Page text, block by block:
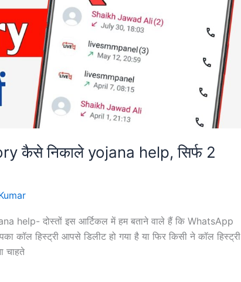
कैसे निकाले yojana help, सिर्फ 2
help- दोस्तों इस आर्टिकल में हम बताने वाले हैं कि WhatsApp
हिस्ट्री आपसे डिलीट हो गया है या फिर किसी ने कॉल हिस्ट्री
चाहते